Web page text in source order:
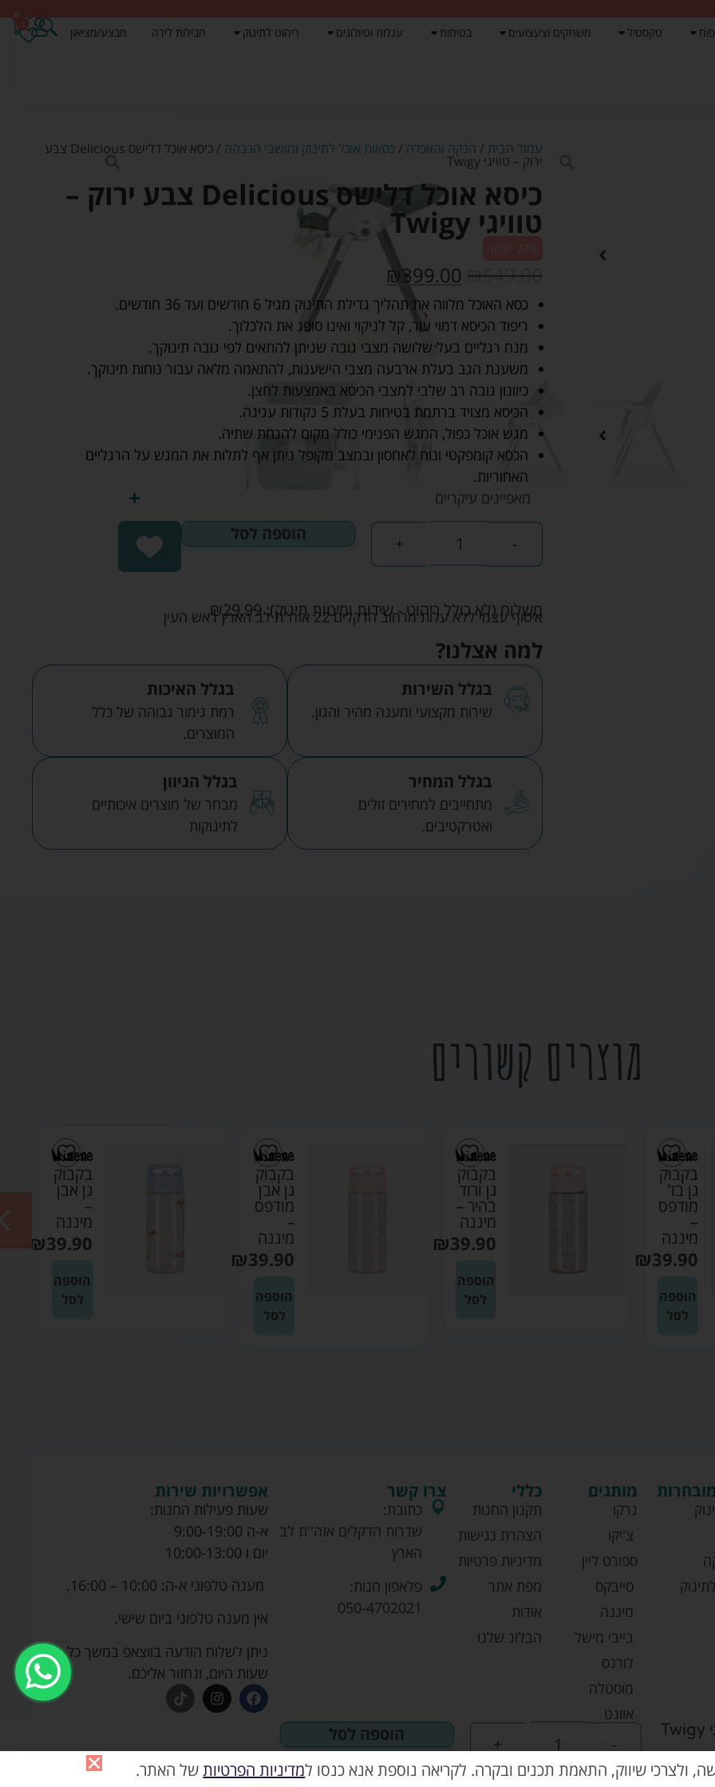
טקסטיל משחקים וצעצועים בטיחות עגלות וטיולונים ריהוט לתינוק חבילות לידה מבצע/מציאון
0
עמוד הבית / הנקה והאכלה /כסאות אוכל לתינוק ומושבי הגבהה / כיסא אוכל דלישס Delicious צבע
ירוק – טוויגי Twigy
כיסא אוכל דלישס Delicious צבע ירוק –
טוויגי Twigy
₪549.00
₪399.00
כסא האוכל מלווה את תהליך גדילת התינוק מגיל 6 חודשים ועד 36 חודשים.
ריפוד הכיסא דמוי עור, קל לניקוי ואינו סופג את הלכלוך.
מנח רגליים בעל שלושה מצבי גובה שניתן להתאים לפי גובה תינוקך.
משענת הגב בעלת ארבעה מצבי הישענות, להתאמה מלאה עבור נוחות תינוקך.
כיוונון גובה רב שלבי למצבי הכיסא באמצעות לחצן.
הכיסא מצויד ברתמת בטיחות בעלת 5 נקודות עגינה.
מגש אוכל כפול, המגש הפנימי כולל מקום להנחת שתיה.
הכסא קומפקטי ונוח לאחסון ובמצב מקופל ניתן אף לתלות את המגש על הרגליים
האחוריות.
מאפיינים עיקריים
-
+ הוספה לסל
משלוח (לא כולל ריהוט - שידות ומיטות תינוק): ₪29.99 איסוף עצמי ללא עלות מרחוב הדקלים 22 אזה"ת לב הארץ ראש העין
למה אצלנו?
בגלל השירות
שירות מקצועי ומענה מהיר והגון.
בגלל האיכות
רמת גימור גבוהה של כלל
המוצרים.
בגלל המחיר
מתחייבים למחירים זולים
ואטרקטיבים.
בגלל הגיוון
מבחר של מוצרים איכותיים
לתינוקות
מוצרים קשורים
בקבוק
גן בז'
מודפס
–
מיננה
₪39.90
הוספה
לסל
בקבוק
גן ורוד
בהיר –
מיננה
₪39.90
הוספה
לסל
בקבוק
גן אבן
מודפס
–
מיננה
₪39.90
הוספה
לסל
בקבוק
גן אבן
–
מיננה
₪39.90
הוספה
לסל
-
+ הוספה לסל
מותגים
גרקו
צ'יקו
ספורט ליין
סייבקס
מיננה
בייבי מישל
לורנס
מוסטלה
אוונט
כללי
תקנון החנות
הצהרת נגישות
מדיניות פרטיות
מפת אתר
אודות
הבלוג שלנו
צרו קשר
כתובת:
שדרות הדקלים אזה''ת לב
הארץ
פלאפון חנות:
050-4702021
אפשרויות שירות
שעות פעילות החנות:
א-ה 9:00-19:00
יום ו 10:00-13:00
מענה טלפוני א-ה: 10:00 – 16:00.
אין מענה טלפוני ביום שישי.
ניתן לשלוח הודעה בווצאפ במשך כל
שעות היום, ונחזור אליכם.
ולצרכי שיווק, התאמת תכנים ובקרה. לקריאה נוספת אנא כנסו למדיניות הפרטיותשל האתר.